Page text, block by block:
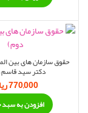
حقوق سازمان های بین
دکتر سید قاسم
770,000
افزودن به